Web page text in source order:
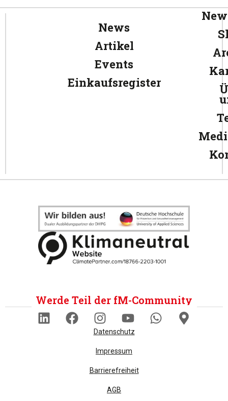
News
Artikel
Events
Einkaufsregister
Werde Teil der fM-Community
Datenschutz
Impressum
Barrierefreiheit
AGB